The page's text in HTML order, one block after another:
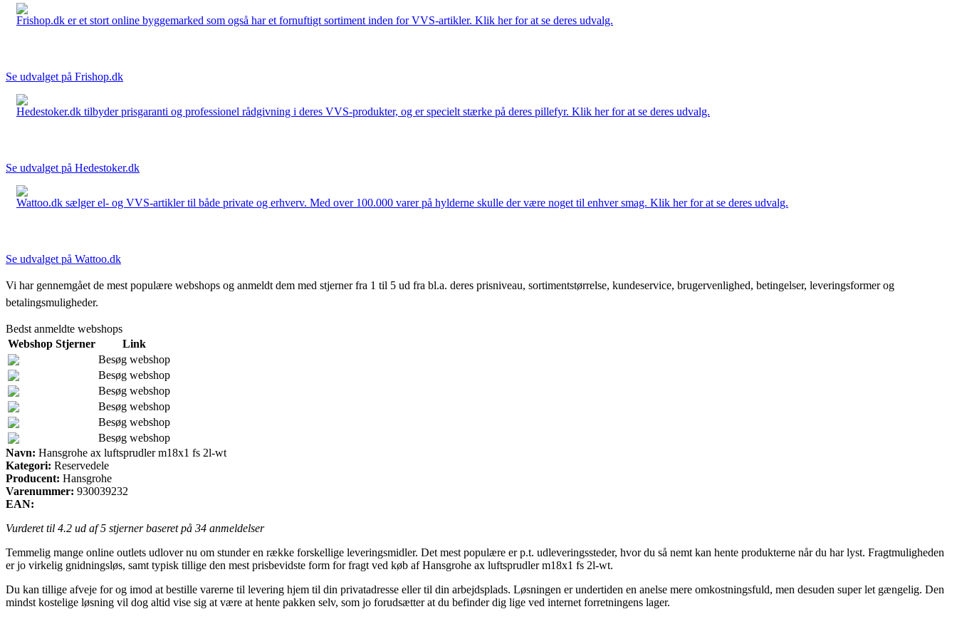
Frishop.dk er et stort online byggemarked som også har et fornuftigt sortiment inden for VVS-artikler. Klik her for at se deres udvalg.
Se udvalget på Frishop.dk
Hedestoker.dk tilbyder prisgaranti og professionel rådgivning i deres VVS-produkter, og er specielt stærke på deres pillefyr. Klik her for at se deres udvalg.
Se udvalget på Hedestoker.dk
Wattoo.dk sælger el- og VVS-artikler til både private og erhverv. Med over 100.000 varer på hylderne skulle der være noget til enhver smag. Klik her for at se deres udvalg.
Se udvalget på Wattoo.dk
Vi har gennemgået de mest populære webshops og anmeldt dem med stjerner fra 1 til 5 ud fra bl.a. deres prisniveau, sortimentstørrelse, kundeservice, brugervenlighed, betingelser, leveringsformer og
betalingsmuligheder.
Bedst anmeldte webshops
Webshop Stjerner
Link
Besøg webshop
Besøg webshop
Besøg webshop
Besøg webshop
Besøg webshop
Besøg webshop
Navn: Hansgrohe ax luftsprudler m18x1 fs 2l-wt
Kategori: Reservedele
Producent: Hansgrohe
Varenummer: 930039232
EAN:
Vurderet til 4.2 ud af 5 stjerner baseret på 34 anmeldelser
Temmelig mange online outlets udlover nu om stunder en række forskellige leveringsmidler. Det mest populære er p.t. udleveringssteder, hvor du så nemt kan hente produkterne når du har lyst. Fragtmuligheden
er jo virkelig gnidningsløs, samt typisk tillige den mest prisbevidste form for fragt ved køb af Hansgrohe ax luftsprudler m18x1 fs 2l-wt.
Du kan tillige afveje for og imod at bestille varerne til levering hjem til din privatadresse eller til din arbejdsplads. Løsningen er undertiden en anelse mere omkostningsfuld, men desuden super let gængelig. Den
mindst kostelige løsning vil dog altid vise sig at være at hente pakken selv, som jo forudsætter at du befinder dig lige ved internet forretningens lager.